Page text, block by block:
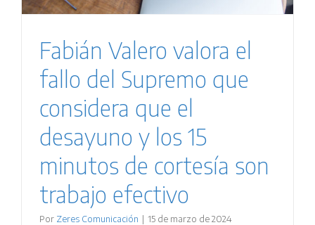
Fabián Valero valora el
fallo del Supremo que
considera que el
desayuno y los 15
minutos de cortesía son
trabajo efectivo
Por Zeres Comunicación | 15 de marzo de 2024